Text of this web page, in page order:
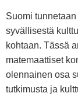
Suomi
syvällisestä
kohtaan. Tässä
matemaattiset
olennainen osa
tutkimusta ja